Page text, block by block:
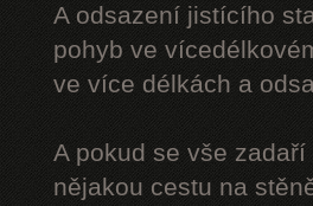
A odsazení jistícího
pohyb ve
ve více délkách a
A pokud se vše
nějakou cestu na